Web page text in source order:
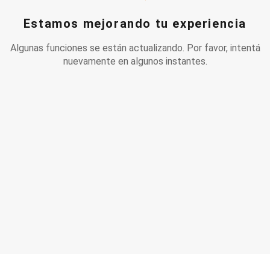
Estamos mejorando tu experiencia
Algunas funciones se están actualizando. Por favor, intentá
nuevamente en algunos instantes.